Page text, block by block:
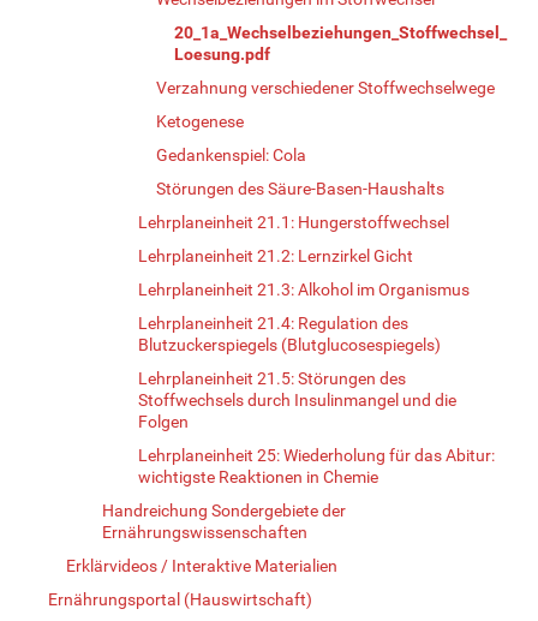
20_1a_Wechselbeziehungen_Stoffwechsel_
Loesung.pdf
Verzahnung verschiedener Stoffwechselwege
Ketogenese
Gedankenspiel: Cola
Störungen des Säure-Basen-Haushalts
Lehrplaneinheit 21.1: Hungerstoffwechsel
Lehrplaneinheit 21.2: Lernzirkel Gicht
Lehrplaneinheit 21.3: Alkohol im Organismus
Lehrplaneinheit 21.4: Regulation des
Blutzuckerspiegels (Blutglucosespiegels)
Lehrplaneinheit 21.5: Störungen des
Stoffwechsels durch Insulinmangel und die
Folgen
Lehrplaneinheit 25: Wiederholung für das Abitur:
wichtigste Reaktionen in Chemie
Handreichung Sondergebiete der
Ernährungswissenschaften
Erklärvideos / Interaktive Materialien
Ernährungsportal (Hauswirtschaft)